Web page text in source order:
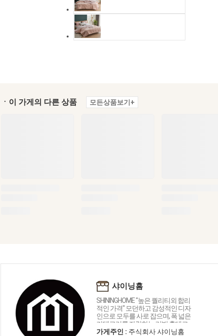
ㆍ이 가게의 다른 상품 모든상품보기+
샤이닝홈
SHININGHOME "높은 퀄리티외 합리
적인 가격" 모던하고 감성적인 디자
인으로 모두를 사로 잡으며, 폭 넓은
카테고리를 자랑하는 리빙 홈데코
인테리어 샤이닝홈입니다.
가게주인 : 주식회사 샤이닝홈